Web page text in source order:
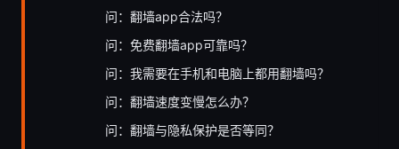
问：翻墙app合法吗？
问：免费翻墙app可靠吗？
问：我需要在手机和电脑上都用翻墙吗？
问：翻墙速度变慢怎么办？
问：翻墙与隐私保护是否等同？